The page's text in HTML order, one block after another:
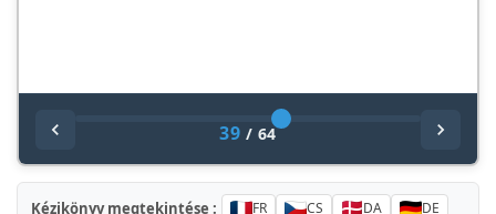
39 / 64
Kézikönyv megtekintése : FR CS DA
DE